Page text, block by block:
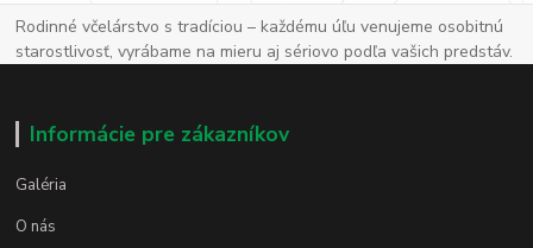
Rodinné včelárstvo s tradíciou – každému úľu venujeme osobitnú
starostlivosť, vyrábame na mieru aj sériovo podľa vašich predstáv.
Informácie pre zákazníkov
Galéria
O nás